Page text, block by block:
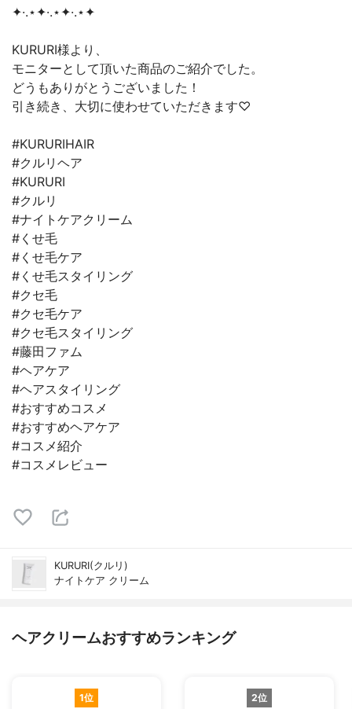
✦·.⋆✦·.⋆✦·.⋆✦
KURURI様より、
モニターとして頂いた商品のご紹介でした。
どうもありがとうございました！
引き続き、大切に使わせていただきます♡
#KURURIHAIR
#クルリヘア
#KURURI
#クルリ
#ナイトケアクリーム
#くせ毛
#くせ毛ケア
#くせ毛スタイリング
#クセ毛
#クセ毛ケア
#クセ毛スタイリング
#藤田ファム
#ヘアケア
#ヘアスタイリング
#おすすめコスメ
#おすすめヘアケア
#コスメ紹介
#コスメレビュー
KURURI(クルリ)
ナイトケア クリーム
ヘアクリームおすすめランキング
1位 2位